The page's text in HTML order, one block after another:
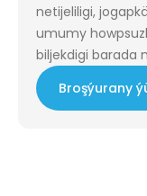
netijeliligi,
umumy
biljekdigi barada
Broşýurany